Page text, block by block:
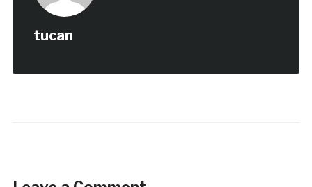
tucan